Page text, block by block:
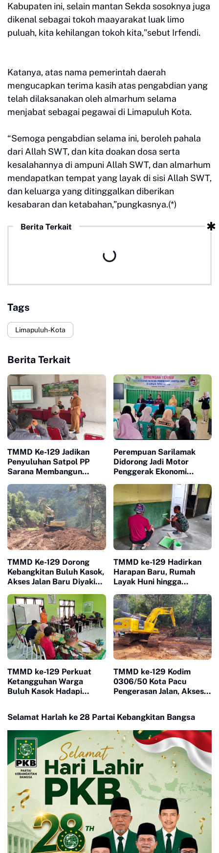
Kabupaten ini, selain mantan Sekda sosoknya juga
dikenal sebagai tokoh maayarakat luak limo
puluah, kita kehilangan tokoh kita,"sebut Irfendi.
Katanya, atas nama pemerintah daerah
mengucapkan terima kasih atas pengabdian yang
telah dilaksanakan oleh almarhum selama
menjabat sebagai pegawai di Limapuluh Kota.
“Semoga pengabdian selama ini, beroleh pahala
dari Allah SWT, dan kita doakan dosa serta
kesalahannya di ampuni Allah SWT, dan almarhum
mendapatkan tempat yang layak di sisi Allah SWT,
dan keluarga yang ditinggalkan diberikan
kesabaran dan ketabahan,”pungkasnya.(*)
Berita Terkait
Tags
Limapuluh-Kota
Berita Terkait
TMMD Ke-129 Jadikan
Penyuluhan Satpol PP
Sarana Membangun
Ketertiban
Perempuan Sarilamak
Didorong Jadi Motor
Penggerak Ekonomi
PEP
TMMD Ke-129 Dorong
Kebangkitan Buluh Kasok,
Akses Jalan Baru Diyakini
Ekonomi Warga
TMMD ke-129 Hadirkan
Harapan Baru, Rumah
Layak Huni hingga
Kehidupan Warga Buluh
Kasok
TMMD ke-129 Perkuat
Ketangguhan Warga
Buluh Kasok Hadapi
TMMD ke-129 Kodim
0306/50 Kota Pacu
Pengerasan Jalan, Akses
Selamat Harlah ke 28 Partai Kebangkitan Bangsa